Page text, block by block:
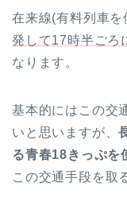
在来線(有料列車を
発して17時半ごろ
なります。
基本的にはこの交
いと思いますが、
る青春18きっぷを
この交通手段を取